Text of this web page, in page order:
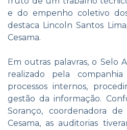
e do empenho coletivo dos
destaca Lincoln Santos
Cesama.
Em outras palavras, o Selo
realizado pela
processos internos,
gestão da informação.
Soranço, coordenadora
Cesama, as auditorias